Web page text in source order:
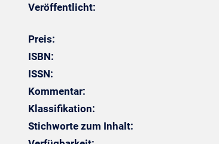
Veröffentlicht:
Preis:
ISBN:
ISSN:
Kommentar:
Klassifikation:
Stichworte zum Inhalt: